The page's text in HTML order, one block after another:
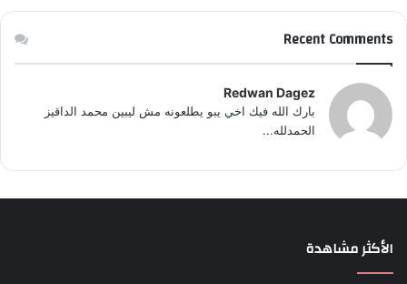
Recent Comments
Redwan Dagez
بارك الله فيك اخي يبو يطلعونه مش ليبين محمد الداقيز
الحمدلله...
الأكثر مشاهدة